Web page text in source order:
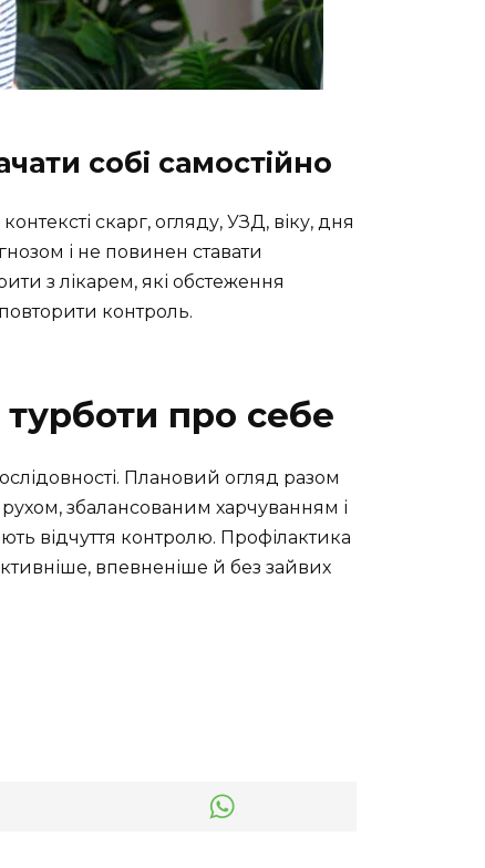
собі самостійно
скарг, огляду, УЗД, віку, дня
і не повинен ставати
з лікарем, які обстеження
контроль.
про себе
Плановий огляд разом
збалансованим харчуванням і
відчуття контролю. Профілактика
впевненіше й без зайвих